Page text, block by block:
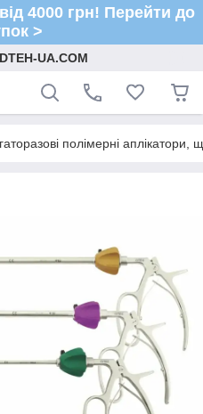
4000 грн! Перейти до
>
UA.COM
полімерні